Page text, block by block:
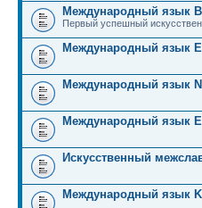
Международный язык
Первый успешный
Международный язык
Международный язык
Международный язык
Искусственный
Международный язык